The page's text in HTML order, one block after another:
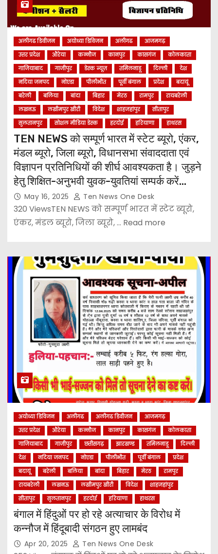
अलीगढ डिवीजन अयोध्या डिविजन अलीगढ
आजमगढ़
उत्तर प्रदेश
औरेया कन्नौज कानपुर कासगंज
कोलकाता
गाजियाबाद
गाजीपुर डेस्क न्यूज़ तमिलनाडू दिल्ली
देश
नदिया जनपद
नोएडा पीलीभीत पूर्वी बंगाल प्रदेश
बदायूं
बरेली
बलिया बांदा बिहार मेरठ रामपुर
रायबरेली
लखनऊ
लखीमपुर खीरी विदेश शाहजहांपुर
सीतापुर
सुलतानपुर
सोशल मीडिया डेस्क हरदोई हरियाणा हाथरस
TEN NEWS को सम्पूर्ण भारत में स्टेट ब्यूरो, एंकर,
मंडल ब्यूरो, जिला ब्यूरो, विधानसभा संवाददाता एवं
विज्ञापन प्रतिनिधियों की शीर्घ आवश्यकता है। जुड़ने
हेतु शिक्षित-अनुभवी युवक-युवतियां सम्पर्क करें…
May 16, 2025 Ten News One Desk
320 ViewsTEN NEWS को सम्पूर्ण भारत में स्टेट ब्यूरो,
एंकर, मंडल ब्यूरो, जिला ब्यूरो, ... Read more
अयोध्या डिविजन अलीगढ अलीगढ डिवीजन
आजमगढ़
उत्तर प्रदेश
औरेया कन्नौज कानपुर कासगंज
कोलकाता
गाजियाबाद
गाजीपुर छत्तीसगढ़ झारखण्ड तमिलनाडू
दिल्ली
देश
नदिया जनपद नोएडा पीलीभीत पूर्वी बंगाल
प्रदेश
बदायूं
बरेली बलिया बांदा बिहार मेरठ
रामपुर
रायबरेली
लखनऊ लखीमपुर खीरी विदेश
शाहजहांपुर
सीतापुर
सुलतानपुर हरदोई हरियाणा हाथरस
बंगाल में हिंदुओं पर हो रहे अत्याचार के विरोध में
कन्नौज में हिंदूबादी संगठन हुए लामबंद
Apr 20, 2025 Ten News One Desk